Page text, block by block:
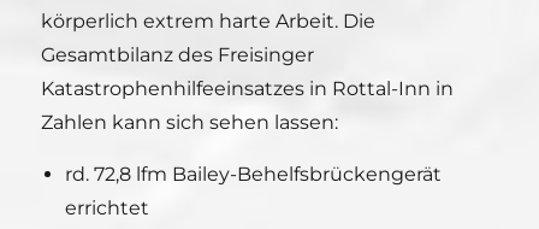
körperlich extrem harte Arbeit. Die
Gesamtbilanz des Freisinger
Katastrophenhilfeeinsatzes in Rottal-Inn in
Zahlen kann sich sehen lassen:
rd. 72,8 lfm Bailey-Behelfsbrückengerät
errichtet